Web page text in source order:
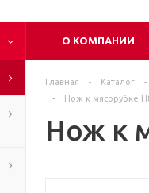
О КОМПАНИИ
Главная - Каталог -
-
Нож к мясорубке
Нож к